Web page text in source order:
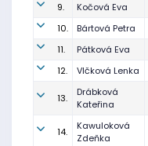
9.
Kočová Eva
10.
Bártová Petra
11.
Pátková Eva
12.
Vlčková Lenka
13.
Drábková
Kateřina
14.
Kawuloková
Zdeňka